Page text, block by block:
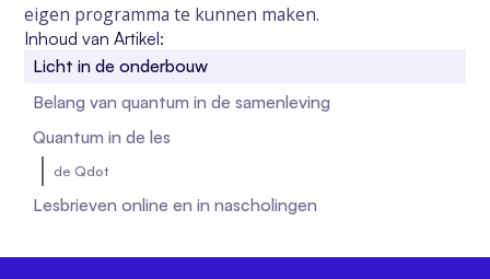
eigen programma te kunnen maken.
Inhoud van Artikel:
Licht in de onderbouw
Belang van quantum in de samenleving
Quantum in de les
de Qdot
Lesbrieven online en in nascholingen